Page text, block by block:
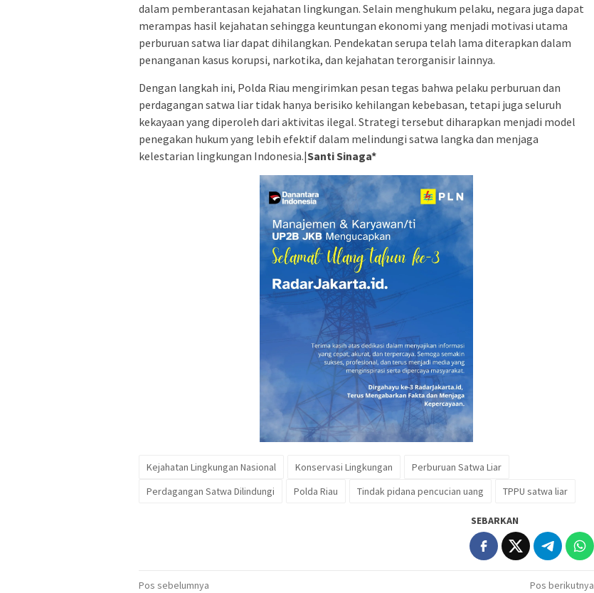
dalam pemberantasan kejahatan lingkungan. Selain menghukum pelaku, negara juga dapat
merampas hasil kejahatan sehingga keuntungan ekonomi yang menjadi motivasi utama
perburuan satwa liar dapat dihilangkan. Pendekatan serupa telah lama diterapkan dalam
penanganan kasus korupsi, narkotika, dan kejahatan terorganisir lainnya.
Dengan langkah ini, Polda Riau mengirimkan pesan tegas bahwa pelaku perburuan dan
perdagangan satwa liar tidak hanya berisiko kehilangan kebebasan, tetapi juga seluruh
kekayaan yang diperoleh dari aktivitas ilegal. Strategi tersebut diharapkan menjadi model
penegakan hukum yang lebih efektif dalam melindungi satwa langka dan menjaga
kelestarian lingkungan Indonesia.|Santi Sinaga*
Kejahatan Lingkungan Nasional Konservasi Lingkungan
Perburuan Satwa Liar
Perdagangan Satwa Dilindungi
Polda Riau Tindak pidana pencucian uang TPPU satwa liar
SEBARKAN
Navigasi
Pos sebelumnya Pos berikutnya